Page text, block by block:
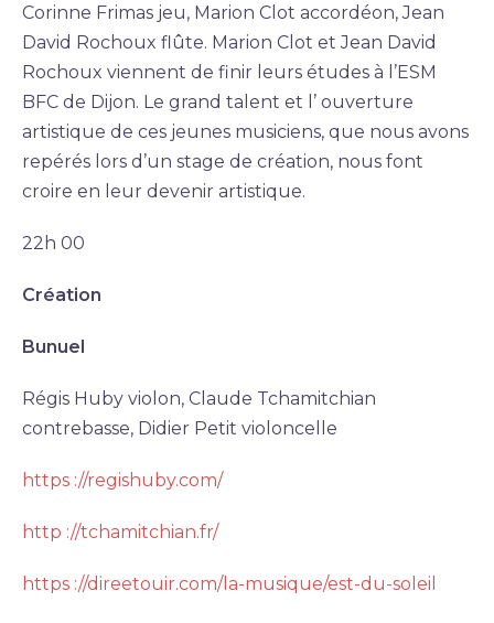
Corinne Frimas jeu, Marion Clot accordéon, Jean
David Rochoux flûte. Marion Clot et Jean David
Rochoux viennent de finir leurs études à l’ESM
BFC de Dijon. Le grand talent et l’ ouverture
artistique de ces jeunes musiciens, que nous avons
repérés lors d’un stage de création, nous font
croire en leur devenir artistique.
22h 00
Création
Bunuel
Régis Huby violon, Claude Tchamitchian
contrebasse, Didier Petit violoncelle
https ://regishuby.com/
http ://tchamitchian.fr/
https ://direetouir.com/la-musique/est-du-soleil